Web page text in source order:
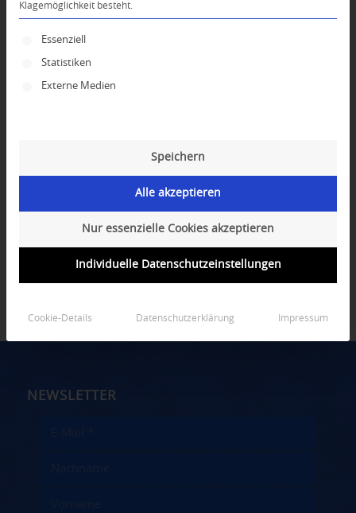
E-Mail-Adresse*
NEWSLETTER
Klagemöglichkeit besteht.
Es folgt eine Liste der Service-Gruppen, für die
Essenziell
Statistiken
Externe Medien
Speichern
Alle akzeptieren
Nur essenzielle Cookies akzeptieren
Individuelle Datenschutzeinstellungen
Cookie-Details Datenschutzerklärung Impressum